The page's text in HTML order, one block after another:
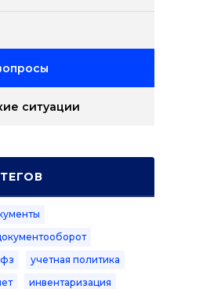
ситуации
учетная политика
инвентаризация